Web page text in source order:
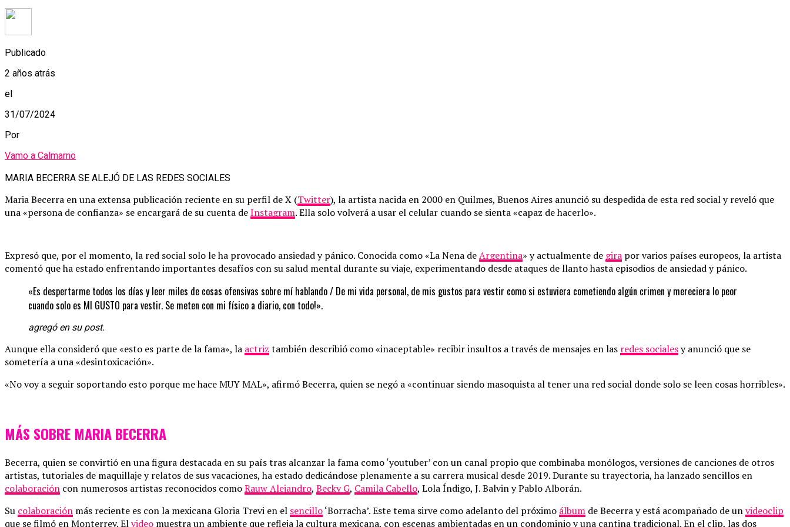
Publicado
2 años atrás
el
31/07/2024
Por
Vamo a Calmarno
MARIA BECERRA SE ALEJÓ DE LAS REDES SOCIALES
Maria Becerra en una extensa publicación reciente en su perfil de X (Twitter), la artista nacida en 2000 en Quilmes, Buenos Aires anunció su despedida de esta red social y reveló que
una «persona de confianza» se encargará de su cuenta deInstagram. Ella solo volverá a usar el celular cuando se sienta «capaz de hacerlo».
Expresó que, por el momento, la red social solo le ha provocado ansiedad y pánico. Conocida como «La Nena deArgentina» y actualmente de gira por varios países europeos, la artista
comentó que ha estado enfrentando importantes desafíos con su salud mental durante su viaje, experimentando desde ataques de llanto hasta episodios de ansiedad y pánico.
«Es despertarme todos los días y leer miles de cosas ofensivas sobre mí hablando / De mi vida personal, de mis gustos para vestir como si estuviera cometiendo algún crimen y mereciera lo peor
cuando solo es MI GUSTO para vestir. Se meten con mi físico a diario, con todo!».
agregó en su post.
Aunque ella consideró que «esto es parte de la fama», la actriz también describió como «inaceptable» recibir insultos a través de mensajes en las redes socialesy anunció que se
sometería a una «desintoxicación».
«No voy a seguir soportando esto porque me hace MUY MAL», afirmó Becerra, quien se negó a «continuar siendo masoquista al tener una red social donde solo se leen cosas horribles».
MÁS SOBRE MARIA BECERRA
Becerra, quien se convirtió en una figura destacada en su país tras alcanzar la fama como ‘youtuber’ con un canal propio que combinaba monólogos, versiones de canciones de otros
artistas, tutoriales de maquillaje y relatos de sus vacaciones, ha estado dedicándose plenamente a su carrera musical desde 2019. Durante su trayectoria, ha lanzado sencillos en
colaboración con numerosos artistas reconocidos comoRauw Alejandro, Becky G, Camila Cabello, Lola Índigo, J. Balvin y Pablo Alborán.
Su colaboración más reciente es con la mexicana Gloria Trevi en el sencillo‘Borracha’. Este tema sirve como adelanto del próximo álbum de Becerra y está acompañado de unvideoclip
que se filmó en Monterrey. Elvideo muestra un ambiente que refleja la cultura mexicana, con escenas ambientadas en un condominio y una cantina tradicional. En el clip, las dos